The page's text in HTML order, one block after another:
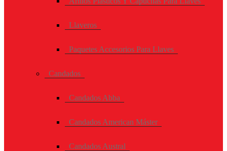
Llaveros
Paquetes Accesorios Para Llaves
Candados
Candados Abba
Candados American Máster
Candados Austral